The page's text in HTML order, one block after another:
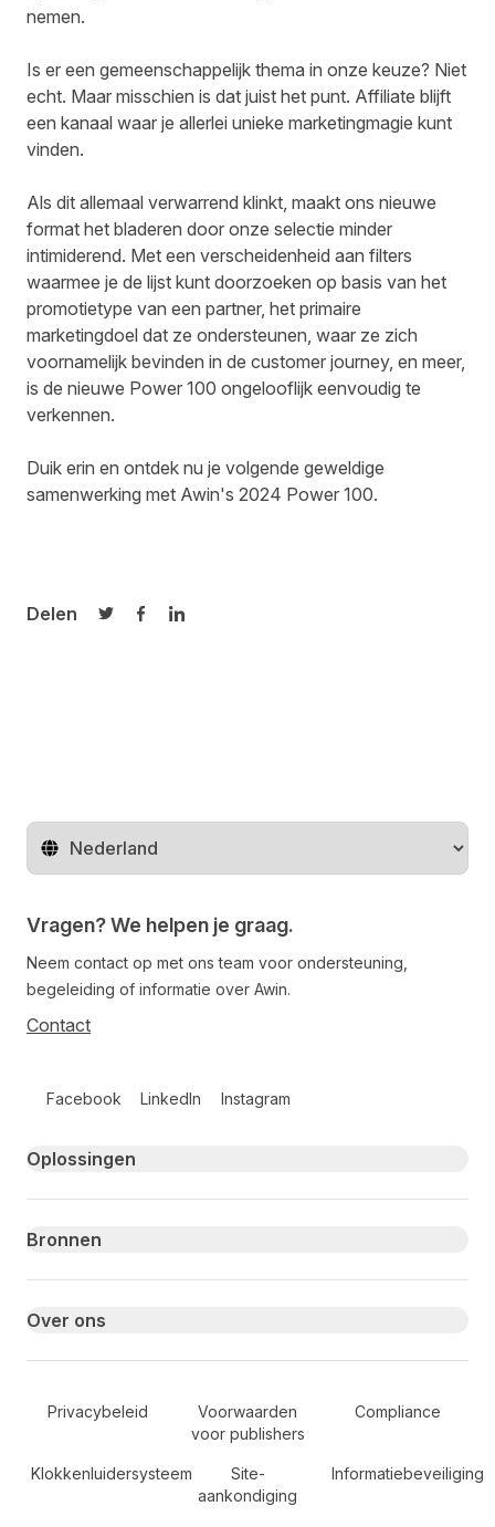
nemen.
Is er een gemeenschappelijk thema in onze keuze? Niet
echt. Maar misschien is dat juist het punt. Affiliate blijft
een kanaal waar je allerlei unieke marketingmagie kunt
vinden.
Als dit allemaal verwarrend klinkt, maakt ons nieuwe
format het bladeren door onze selectie minder
intimiderend. Met een verscheidenheid aan filters
waarmee je de lijst kunt doorzoeken op basis van het
promotietype van een partner, het primaire
marketingdoel dat ze ondersteunen, waar ze zich
voornamelijk bevinden in de customer journey, en meer,
is de nieuwe Power 100 ongelooflijk eenvoudig te
verkennen.
Duik erin en ontdek nu je volgende geweldige
samenwerking met Awin's 2024 Power 100.
Delen
Delen op Twitter
Delen op Facebook
Delen op LinkedIn
Regio wijzigen
Vragen? We helpen je graag.
Neem contact op met ons team voor ondersteuning,
begeleiding of informatie over Awin.
Contact
Facebook LinkedIn Instagram
Primary footer navigation
Oplossingen
Bronnen
Over ons
Secondary Footer Navigation
Privacybeleid
Voorwaarden
voor publishers
Compliance
Klokkenluidersysteem
Site-
aankondiging
Informatiebeveiliging